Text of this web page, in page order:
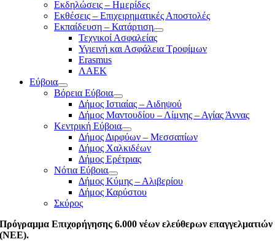
Εκδηλώσεις – Ημερίδες
Εκθέσεις – Επιχειρηματικές Αποστολές
Εκπαίδευση – Κατάρτιση
Τεχνικοί Ασφαλείας
Υγιεινή και Ασφάλεια Τροφίμων
Erasmus
ΛΑΕΚ
Εύβοια
Βόρεια Εύβοια
Δήμος Ιστιαίας – Αιδηψού
Δήμος Μαντουδίου – Λίμνης – Αγίας Άννας
Κεντρική Εύβοια
Δήμος Διρφύων – Μεσσαπίων
Δήμος Χαλκιδέων
Δήμος Ερέτριας
Νότια Εύβοια
Δήμος Κύμης – Αλιβερίου
Δήμος Καρύστου
Σκύρος
Πρόγραμμα Επιχορήγησης 6.000 νέων ελεύθερων επαγγελματιών
(ΝΕΕ).